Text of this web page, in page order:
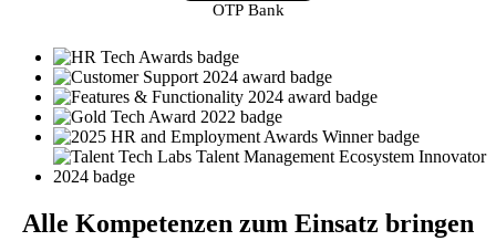
OTP Bank
Alle Kompetenzen zum Einsatz bringen